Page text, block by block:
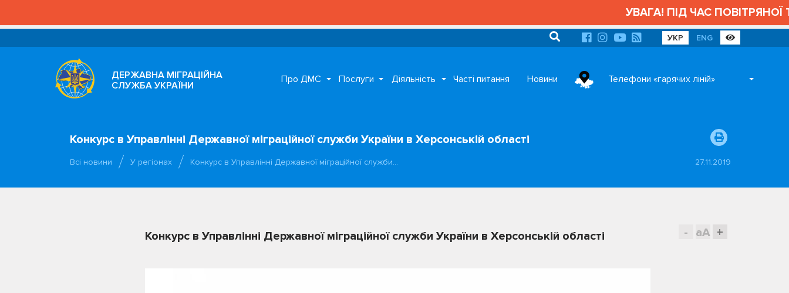
УВАГА! ПІД ЧАС ПОВІТРЯНОЇ
УКР ENG
ДЕРЖАВНА МІГРАЦІЙНА
СЛУЖБА УКРАЇНИ
Про ДМС Послуги Діяльність Часті питання Новини Телефони «гарячих ліній»
Конкурс в Управлінні Державної міграційної служби України в Херсонській області
Всі новини У регіонах Конкурс в Управлінні Державної міграційної служби… 27.11.2019
- aA +
Конкурс в Управлінні Державної міграційної служби України в Херсонській області